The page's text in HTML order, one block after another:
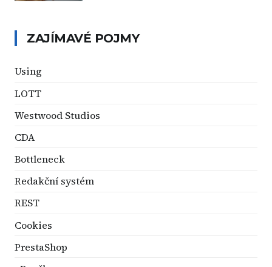
ZAJÍMAVÉ POJMY
Using
LOTT
Westwood Studios
CDA
Bottleneck
Redakční systém
REST
Cookies
PrestaShop